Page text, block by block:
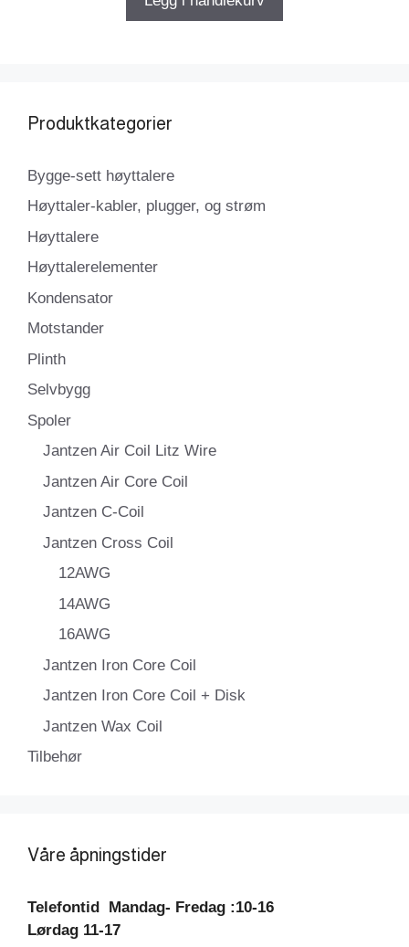
Produktkategorier
Bygge-sett høyttalere
Høyttaler-kabler, plugger, og strøm
Høyttalere
Høyttalerelementer
Kondensator
Motstander
Plinth
Selvbygg
Spoler
Jantzen Air Coil Litz Wire
Jantzen Air Core Coil
Jantzen C-Coil
Jantzen Cross Coil
12AWG
14AWG
16AWG
Jantzen Iron Core Coil
Jantzen Iron Core Coil + Disk
Jantzen Wax Coil
Tilbehør
Våre åpningstider
Telefontid Mandag- Fredag :10-16
Lørdag 11-17